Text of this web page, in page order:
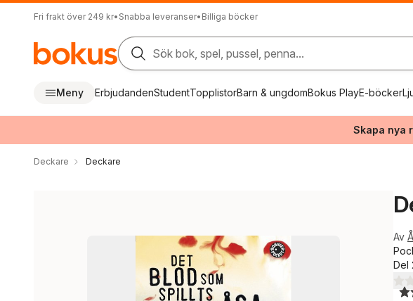
Fri frakt över 249 kr• Snabba leveranser• Billiga böcker
Sök bok, spel, pussel, penna...
Meny ErbjudandenStudentTopplistorBarn & ungdomBokus PlayE-böcker
Skapa nya
Deckare Deckare
Av
Del
4,0